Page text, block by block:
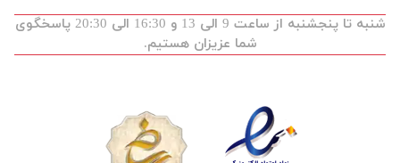
شنبه تا پنجشنبه از ساعت 9 الی 13 و 16:30 الی 20:30 پاسخگوی
شما عزیزان هستیم.